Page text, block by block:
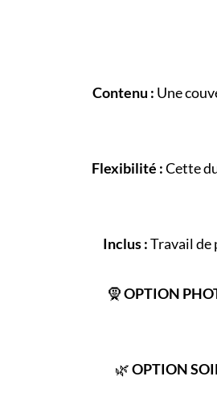
Contenu : Une
Flexibilité :Cette
Inclus :Travail de
🧕OPTION
🌿OPTION